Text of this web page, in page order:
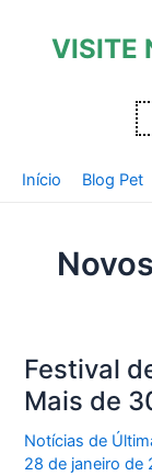
VISITE
Início Blog Pet
Festival
Mais de
Notícias de
28 de janeiro de